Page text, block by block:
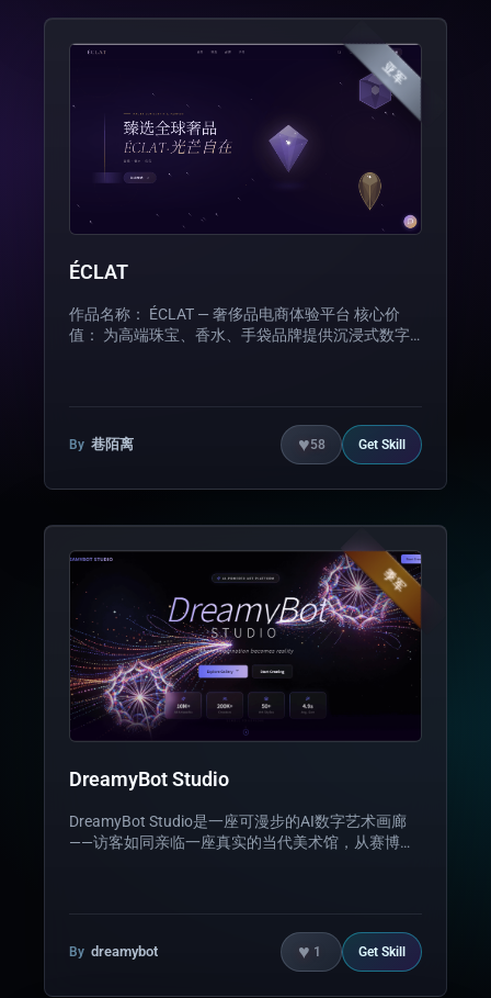
亚军
ÉCLAT
作品名称： ÉCLAT — 奢侈品电商体验平台 核心价
值： 为高端珠宝、香水、手袋品牌提供沉浸式数字
景 + 模糊入场动画 🤖 AI 推荐系统 — 基于内容与协同
过滤的混合推荐算法 ⚡ Edge Functions — 无服务器
动端的无缝适配 🎨 奢华设计系统 — 黄金配色、玻璃
Vite 5 + TypeScript + Tailwind CSS + Framer Motion
+ EdgeOne Makers
By 巷陌离 ♥58 Get Skill
季军
DreamyBot Studio
DreamyBot Studio是一座可漫步的AI数字艺术画廊
——访客如同亲临一座真实的当代美术馆，从赛博朋
体标题、浮动光球与粒子视效，构建沉浸式艺术入
口。后端基于EdgeOne Makers的Edge Functions 提
By dreamybot ♥ 1 Get Skill